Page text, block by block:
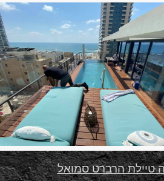
טיילת הרברט סמואל